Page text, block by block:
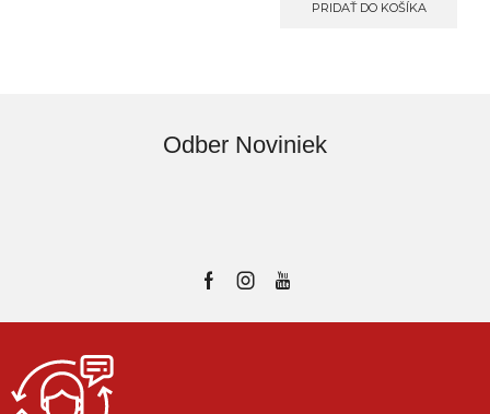
PRIDAŤ DO KOŠÍKA
Odber Noviniek